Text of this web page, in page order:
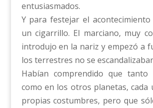
entusiasmados.
Y para festejar el
un cigarrillo. El marciano, muy
introdujo en la nariz y empezó a
los terrestres no se
Habían comprendido que
como en los otros planetas, cada
propias costumbres, pero que